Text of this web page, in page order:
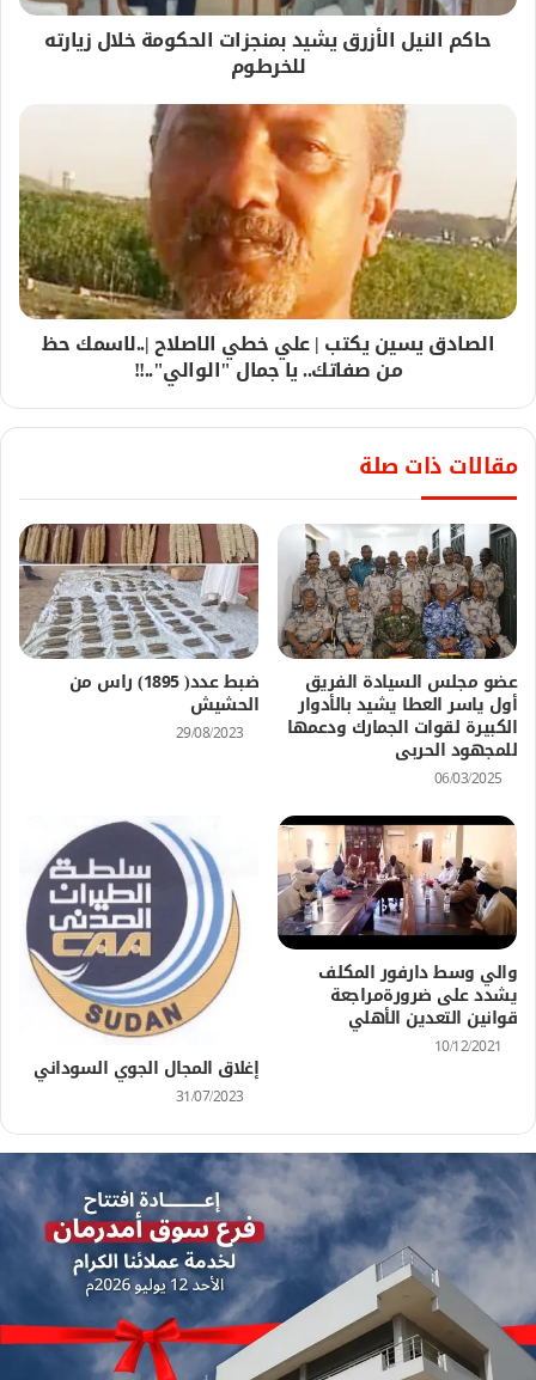
حاكم النيل الأزرق يشيد بمنجزات الحكومة خلال زيارته
للخرطوم
الصادق يسين يكتب | علي خطي الاصلاح |..لاسمك حظ
من صفاتك.. يا جمال "الوالي"..!!
مقالات ذات صلة
عضو مجلس السيادة الفريق
أول ياسر العطا يشيد بالأدوار
الكبيرة لقوات الجمارك ودعمها
للمجهود الحربى
06/03/2025
ضبط عدد( 1895) راس من
الحشيش
29/08/2023
والي وسط دارفور المكلف
يشدد على ضرورةمراجعة
قوانين التعدين الأهلي
10/12/2021
إغلاق المجال الجوي السوداني
31/07/2023